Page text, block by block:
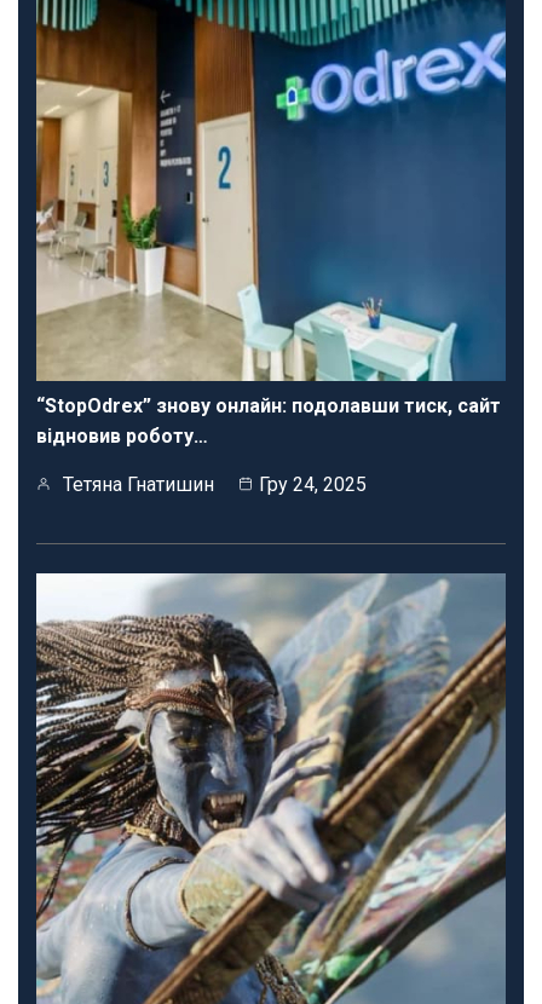
“StopOdrex” знову онлайн: подолавши тиск, сайт
відновив роботу…
Тетяна Гнатишин Гру 24, 2025